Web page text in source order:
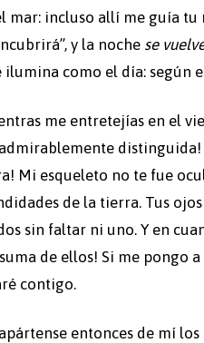
mar: incluso allí me guía tu
y la noche se
como el día: según
me entretejías en el
distinguida!
Mi esqueleto no te fue
de la tierra. Tus
sin faltar ni uno. Y en
de ellos! Si me pongo
contigo.
entonces de mí